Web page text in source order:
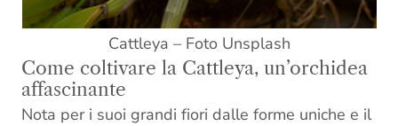
Cattleya – Foto Unsplash
Come coltivare la Cattleya, un’orchidea
affascinante
Nota per i suoi grandi fiori dalle forme uniche e il